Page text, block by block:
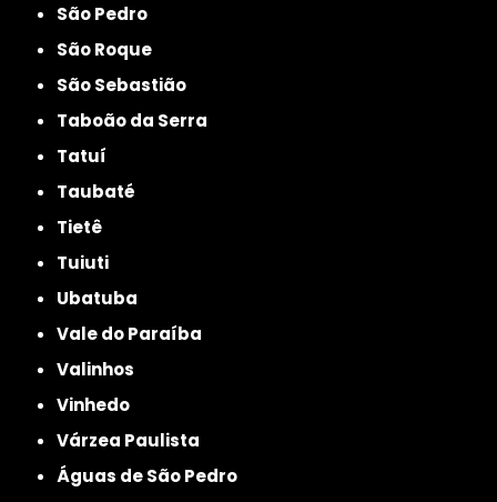
São Pedro
São Roque
São Sebastião
Taboão da Serra
Tatuí
Taubaté
Tietê
Tuiuti
Ubatuba
Vale do Paraíba
Valinhos
Vinhedo
Várzea Paulista
Águas de São Pedro